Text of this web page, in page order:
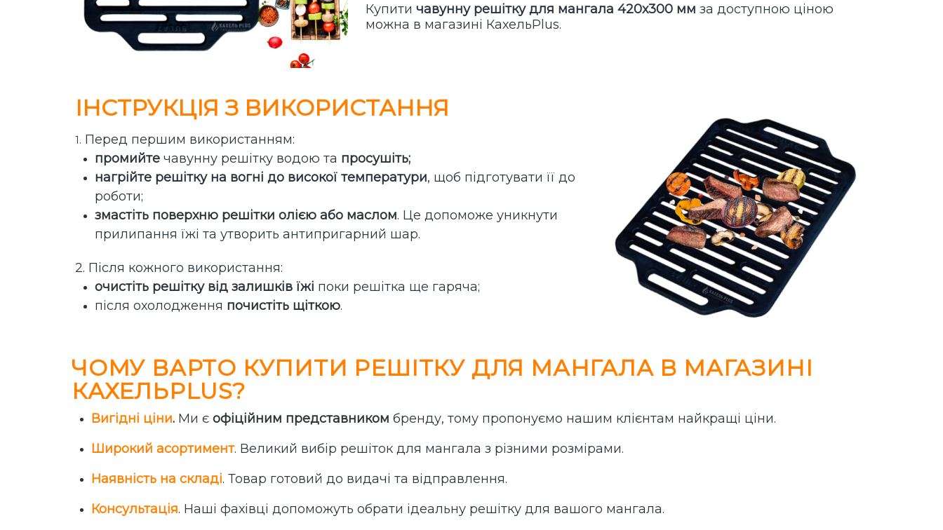
Купити чавунну решітку для мангала 420х300 мм за доступною ціною
можна в магазині КахельPlus.
ІНСТРУКЦІЯ З ВИКОРИСТАННЯ
1. Перед першим використанням:
промийте чавунну решітку водою та просушіть;
нагрійте решітку на вогні до високої температури, щоб підготувати її до
роботи;
змастіть поверхню решітки олією або маслом. Це допоможе уникнути
прилипання їжі та утворить антипригарний шар.
2. Після кожного використання:
очистіть решітку від залишків їжі поки решітка ще гаряча;
після охолодження почистіть щіткою.
ЧОМУ ВАРТО КУПИТИ РЕШІТКУ ДЛЯ МАНГАЛА В МАГАЗИНІ
КАХЕЛЬPLUS?
Вигідні ціни. Ми є офіційним представником бренду, тому пропонуємо нашим клієнтам найкращі ціни.
Широкий асортимент. Великий вибір решіток для мангала з різними розмірами.
Наявність на складі. Товар готовий до видачі та відправлення.
Консультація. Наші фахівці допоможуть обрати ідеальну решітку для вашого мангала.